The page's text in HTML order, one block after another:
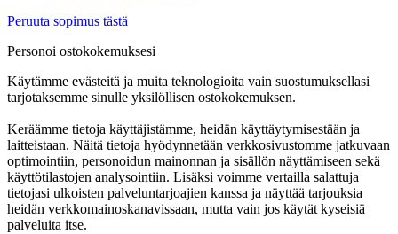
Peruuta sopimus tästä
Personoi ostokokemuksesi
Käytämme evästeitä ja muita teknologioita vain suostumuksellasi
tarjotaksemme sinulle yksilöllisen ostokokemuksen.
Keräämme tietoja käyttäjistämme, heidän käyttäytymisestään ja
laitteistaan. Näitä tietoja hyödynnetään verkkosivustomme jatkuvaan
optimointiin, personoidun mainonnan ja sisällön näyttämiseen sekä
käyttötilastojen analysointiin. Lisäksi voimme vertailla salattuja
tietojasi ulkoisten palveluntarjoajien kanssa ja näyttää tarjouksia
heidän verkkomainoskanavissaan, mutta vain jos käytät kyseisiä
palveluita itse.